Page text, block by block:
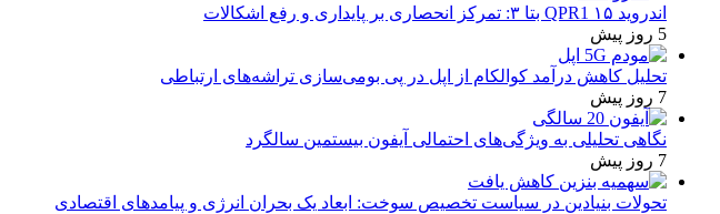
اندروید ۱۵ QPR1 بتا ۳: تمرکز انحصاری بر پایداری و رفع اشکالات
5 روز پیش
تحلیل کاهش درآمد کوالکام از اپل در پی بومی‌سازی تراشه‌های ارتباطی
7 روز پیش
نگاهی تحلیلی به ویژگی‌های احتمالی آیفون بیستمین سالگرد
7 روز پیش
تحولات بنیادین در سیاست تخصیص سوخت: ابعاد یک بحران انرژی و پیامدهای اقتصادی